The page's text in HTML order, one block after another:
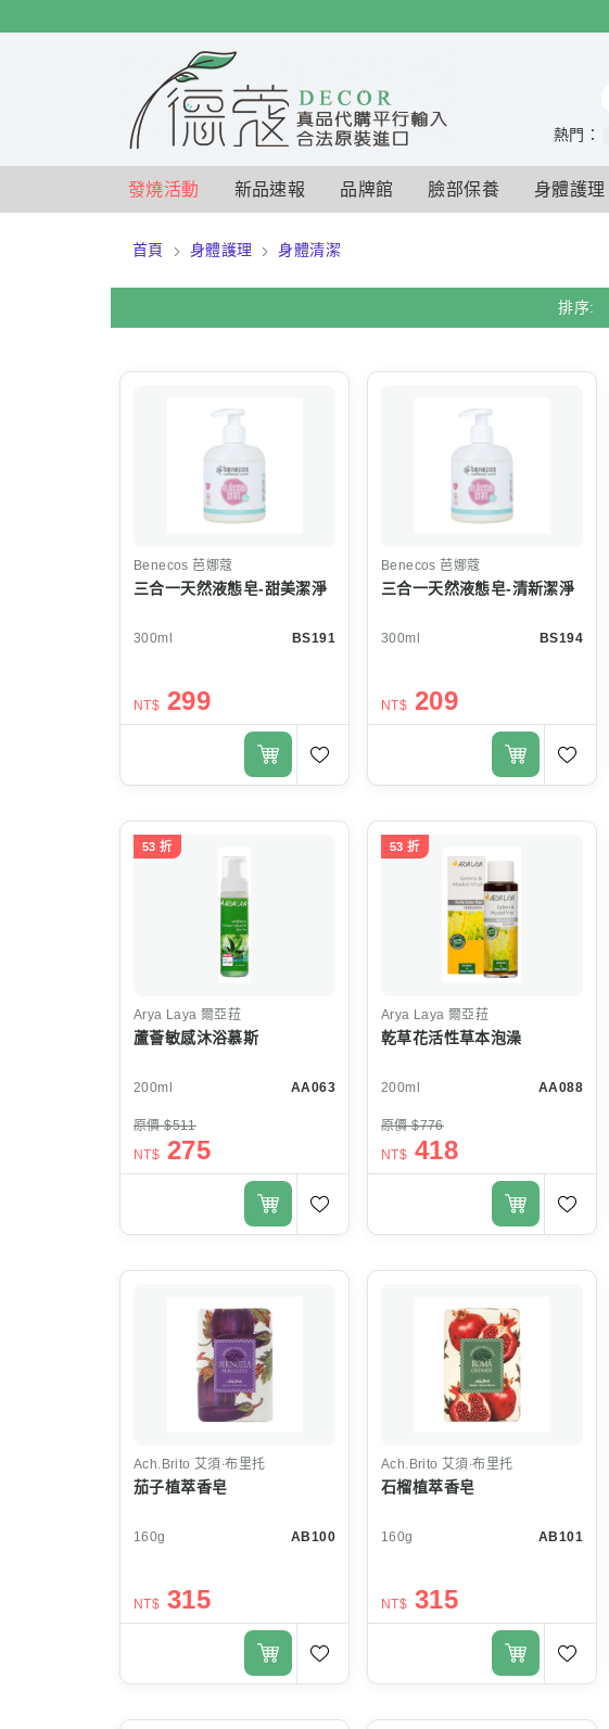
$
$
時 特賣
熱門：
發燒活動 新品速報 品牌館 臉部保養 身體護理
首頁 身體護理 身體清潔
排序:
Benecos 芭娜蔻
三合一天然液態皂-甜美潔淨
300ml BS191
NT$ 299
Benecos 芭娜蔻
三合一天然液態皂-清新潔淨
300ml BS194
NT$ 209
53 折
Arya Laya 爾亞菈
蘆薈敏感沐浴慕斯
200ml AA063
原價 $511
NT$ 275
53 折
Arya Laya 爾亞菈
乾草花活性草本泡澡
200ml AA088
原價 $776
NT$ 418
Ach.Brito 艾須‧布里托
茄子植萃香皂
160g AB100
NT$ 315
Ach.Brito 艾須‧布里托
石榴植萃香皂
160g AB101
NT$ 315